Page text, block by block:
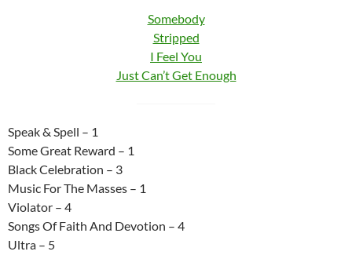
Somebody
Stripped
I Feel You
Just Can’t Get Enough
Speak & Spell – 1
Some Great Reward – 1
Black Celebration – 3
Music For The Masses – 1
Violator – 4
Songs Of Faith And Devotion – 4
Ultra – 5